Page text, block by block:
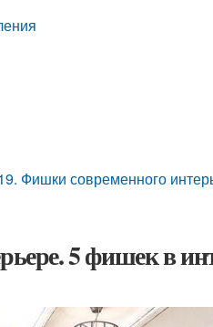
Фишки современного
5 фишек в